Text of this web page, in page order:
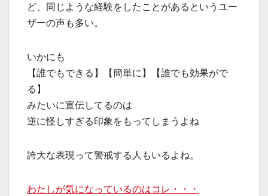
ど、同じような経験をしたことがあるというユー
ザーの声も多い。
いかにも
【誰でもできる】【簡単に】【誰でも効果がで
る】
みたいに宣伝してるのは
逆に怪しすぎる印象をもってしまうよね
誇大な表現って警戒する人もいるよね。
わたしが気になっているのはコレ・・・